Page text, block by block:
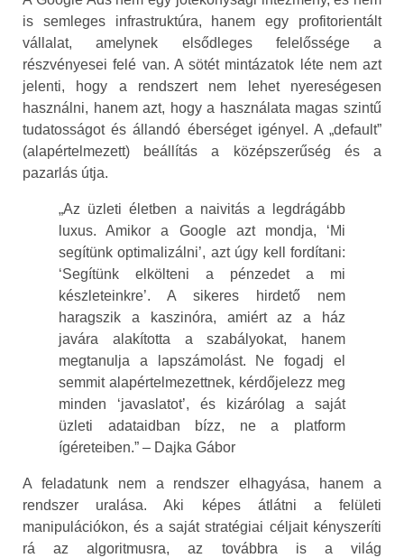
is semleges infrastruktúra, hanem egy profitorientált
vállalat, amelynek elsődleges felelőssége a
részvényesei felé van. A sötét mintázatok léte nem azt
jelenti, hogy a rendszert nem lehet nyereségesen
használni, hanem azt, hogy a használata magas szintű
tudatosságot és állandó éberséget igényel. A „default”
(alapértelmezett) beállítás a középszerűség és a
pazarlás útja.
„Az üzleti életben a naivitás a legdrágább
luxus. Amikor a Google azt mondja, ‘Mi
segítünk optimalizálni’, azt úgy kell fordítani:
‘Segítünk elkölteni a pénzedet a mi
készleteinkre’. A sikeres hirdető nem
haragszik a kaszinóra, amiért az a ház
javára alakította a szabályokat, hanem
megtanulja a lapszámolást. Ne fogadj el
semmit alapértelmezettnek, kérdőjelezz meg
minden ‘javaslatot’, és kizárólag a saját
üzleti adataidban bízz, ne a platform
ígéreteiben.” – Dajka Gábor
A feladatunk nem a rendszer elhagyása, hanem a
rendszer uralása. Aki képes átlátni a felületi
manipulációkon, és a saját stratégiai céljait kényszeríti
rá az algoritmusra, az továbbra is a világ